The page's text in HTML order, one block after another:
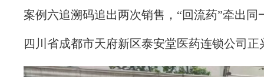
案例六追溯码追出两次销售，“回流药”牵出同
四川省成都市天府新区泰安堂医药连锁公司正